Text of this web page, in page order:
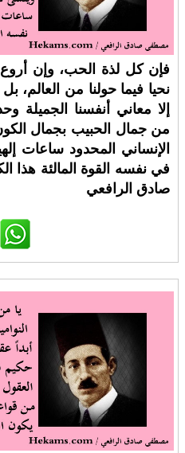
فإن كل لذة الحب، وإن
نحيا فيما حولنا من
إلا معاني أنفسنا الجميلة
من جمال الحبيب بجمال
الإنساني المحدود ساعات
في نفسه القوة المالئة
صادق الرافعي